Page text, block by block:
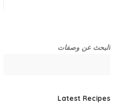
البحث عن وصفات
Latest Recipes